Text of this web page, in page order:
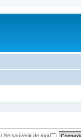
| Se souvenir de moi